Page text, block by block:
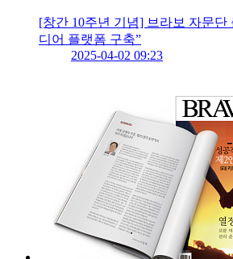
[창간 10주년 기념] 브라보 자문단
디어 플랫폼 구축”
2025-04-02 09:23